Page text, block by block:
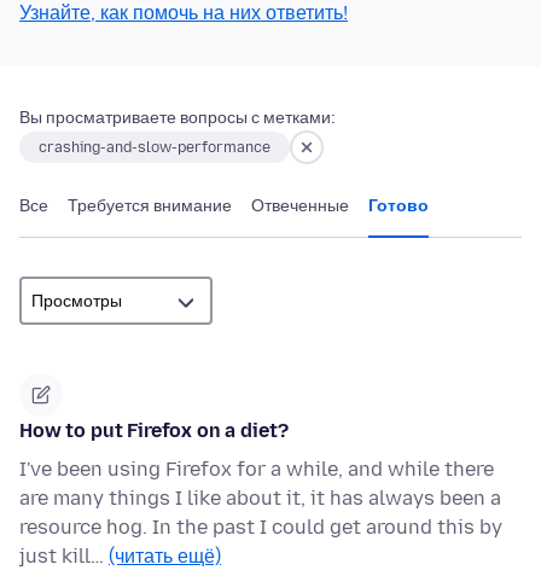
Узнайте, как помочь на них ответить!
Вы просматриваете вопросы с метками:
crashing-and-slow-performance
Все Требуется внимание Отвеченные Готово
How to put Firefox on a diet?
I've been using Firefox for a while, and while there
are many things I like about it, it has always been a
resource hog. In the past I could get around this by
just kill… (читать ещё)